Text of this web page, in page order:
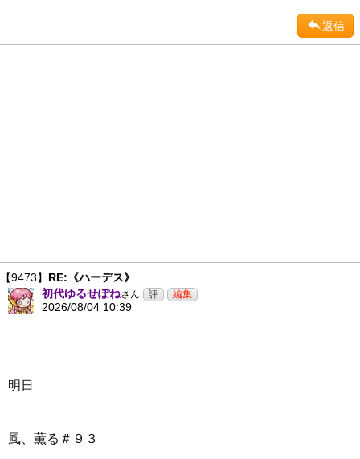
返信
【9473】 RE:《ハーデス》
初代ゆるせぽねさん
2026/08/04 10:39
明日
風、薫る＃９３